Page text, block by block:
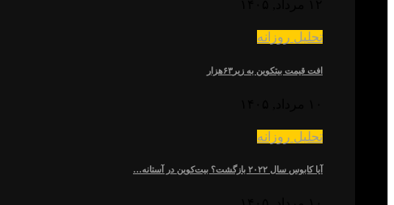
تحلیل روزانه
افت قیمت بیتکوین به زیر۶۳هزار
تحلیل روزانه
آیا کابوس سال ۲۰۲۲ بازگشت؟ بیت‌کوین در آستانه…